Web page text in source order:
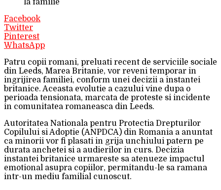
la familie
Facebook
Twitter
Pinterest
WhatsApp
Patru copii romani, preluati recent de serviciile sociale
din Leeds, Marea Britanie, vor reveni temporar in
ingrijirea familiei, conform unei decizii a instantei
britanice. Aceasta evolutie a cazului vine dupa o
perioada tensionata, marcata de proteste si incidente
in comunitatea romaneasca din Leeds.
Autoritatea Nationala pentru Protectia Drepturilor
Copilului si Adoptie (ANPDCA) din Romania a anuntat
ca minorii vor fi plasati in grija unchiului patern pe
durata anchetei si a audierilor in curs. Decizia
instantei britanice urmareste sa atenueze impactul
emotional asupra copiilor, permitandu-le sa ramana
intr-un mediu familial cunoscut.